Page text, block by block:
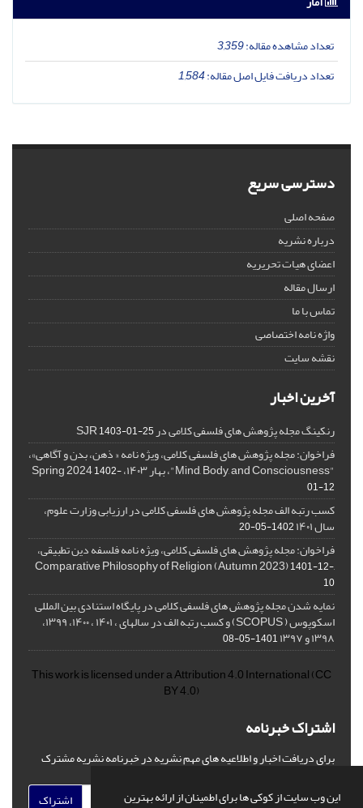
این وب سایت از کوکی ها برای اطمینان از ارائه بهترین
تعداد مشاهده مقاله:3,359
تعداد دریافت فایل اصل مقاله:1,584
دسترسی سریع
صفحه اصلی
درباره نشریه
اعضای هیات تحریریه
ارسال مقاله
تماس با ما
واژه نامه اختصاصی
نقشه سایت
آخرین اخبار
رنکینگ مجله پژوهش های فلسفی کلامی در SJR1403-01-25
فراخوان: مجله پژوهش های فلسفی کلامی، ویژه نامه « ذهن، بدن و آگاهی»،
"Mind, Body, and Consciousness"، بهار ۱۴۰۳، Spring 2024
1402-
01-12
کسب رتبه الف مجله پژوهش های فلسفی کلامی در ارزیابی وزارت علوم،
سال ۱۴۰۱ 1402-05-20
فراخوان: مجله پژوهش های فلسفی کلامی، ویژه نامه فلسفه دین تطبیقی،
,Comparative Philosophy of Religion (Autumn 2023)
1401-12-
10
نمایه شدن مجله پژوهش های فلسفی کلامی در پایگاه استنادی بین المللی
اسکوپوس ( SCOPUS) و کسب رتبه الف در سالهای ، ۱۴۰۱ ، ۱۴۰۰، ۱۳۹۹،
۱۳۹۸ و ۱۳۹۷ 1401-05-08
This work is licensed under aAttribution 4.0 International(CC
BY 4.0)
اشتراک خبرنامه
برای دریافت اخبار و اطلاعیه های مهم نشریه در خبرنامه نشریه مشترک
اشتراک